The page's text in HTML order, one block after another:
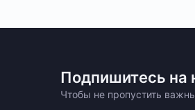
Подпишитесь на
Чтобы не пропустить